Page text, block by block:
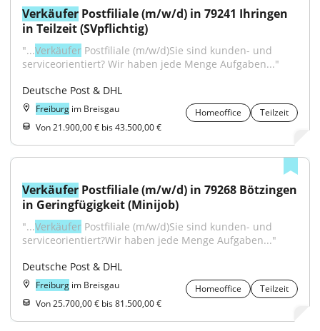
Verkäufer Postfiliale (m/w/d) in 79241 Ihringen
in Teilzeit (SVpflichtig)
"...Verkäufer Postfiliale (m/w/d)Sie sind kunden- und
serviceorientiert? Wir haben jede Menge Aufgaben..."
Deutsche Post & DHL
Freiburg im Breisgau Homeoffice
Teilzeit
Von 21.900,00 € bis 43.500,00 €
Verkäufer Postfiliale (m/w/d) in 79268 Bötzingen
in Geringfügigkeit (Minijob)
"...Verkäufer Postfiliale (m/w/d)Sie sind kunden- und
serviceorientiert?Wir haben jede Menge Aufgaben..."
Deutsche Post & DHL
Freiburg im Breisgau Homeoffice
Teilzeit
Von 25.700,00 € bis 81.500,00 €